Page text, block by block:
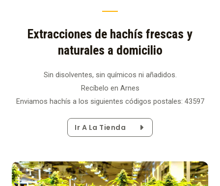
Extracciones de hachís frescas y
naturales a domicilio
Sin disolventes, sin químicos ni añadidos.
Recíbelo en Arnes
Enviamos hachís a los siguientes códigos postales: 43597
Ir A La Tienda